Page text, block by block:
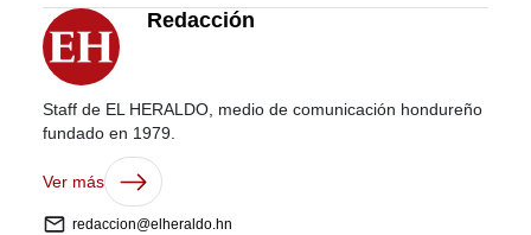
Redacción
Staff de EL HERALDO, medio de comunicación hondureño
fundado en 1979.
Ver más
redaccion@elheraldo.hn